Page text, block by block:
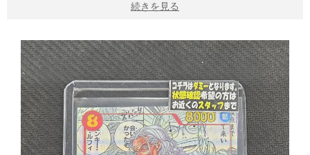
続きを見る